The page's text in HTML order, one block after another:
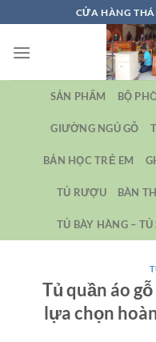
qua
nội
CỬA HÀNG
SẢN PHẨM BỘ
GIƯỜNG NGỦ GỖ
BẢN HỌC TRẺ EM
TỦ RƯỢU BÀN
TỦ BÀY HÀNG – TỦ
Tủ quần áo
lựa chọn